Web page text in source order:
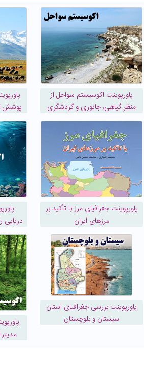
پاورپوینت اکوسيستم سواحل از
منظر گیاهی، جانوری و گردشگری
پوشش
پاورپوینت جغرافیای مرز با تأکید بر
مرزهای ایران
دریایی
پاورپوینت بررسی جغرافیای استان
سیستان و بلوچستان